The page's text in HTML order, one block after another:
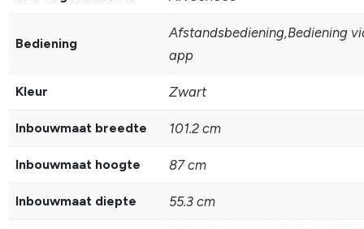
Bediening
Afstandsbediening,Bediening
app
Kleur Zwart
Inbouwmaat breedte 101.2 cm
Inbouwmaat hoogte 87 cm
Inbouwmaat diepte 55.3 cm